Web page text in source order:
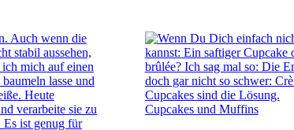
Cupcakes und Muffins